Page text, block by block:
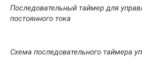
Последовательный таймер для
постоянного тока
Схема последовательного таймера